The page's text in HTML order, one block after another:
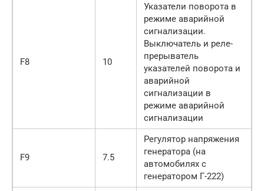
F8 10
Указатели поворота в
режиме аварийной
сигнализации.
Выключатель и реле-
прерыватель
указателей поворота и
аварийной
сигнализации в
режиме аварийной
сигнализации
F9 7.5
Регулятор напряжения
генератора (на
автомобилях с
генератором Г-222)